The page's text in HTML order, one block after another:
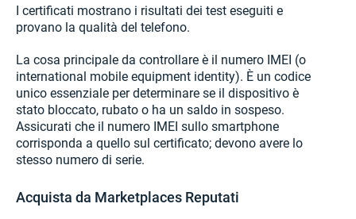
I certificati mostrano i risultati dei test eseguiti e
provano la qualità del telefono.
La cosa principale da controllare è il numero IMEI (o
international mobile equipment identity). È un codice
unico essenziale per determinare se il dispositivo è
stato bloccato, rubato o ha un saldo in sospeso.
Assicurati che il numero IMEI sullo smartphone
corrisponda a quello sul certificato; devono avere lo
stesso numero di serie.
Acquista da Marketplaces Reputati